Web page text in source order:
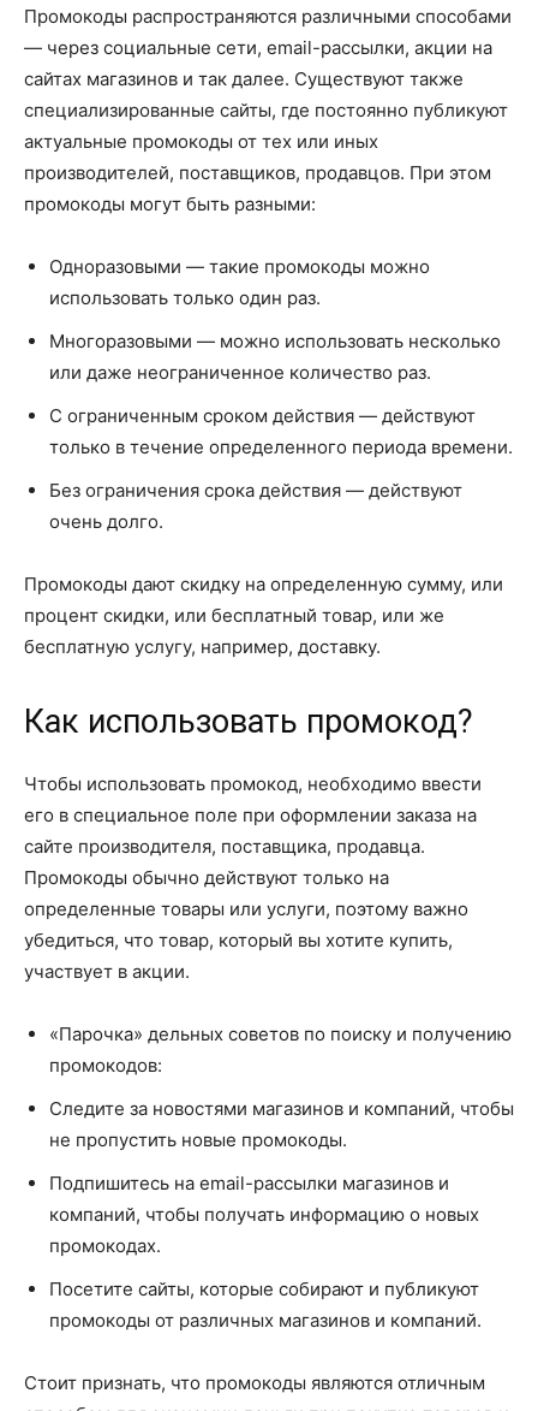
Промокоды распространяются различными способами
— через социальные сети, email-рассылки, акции на
сайтах магазинов и так далее. Существуют также
специализированные сайты, где постоянно публикуют
актуальные промокоды от тех или иных
производителей, поставщиков, продавцов. При этом
промокоды могут быть разными:
Одноразовыми — такие промокоды можно
использовать только один раз.
Многоразовыми — можно использовать несколько
или даже неограниченное количество раз.
С ограниченным сроком действия — действуют
только в течение определенного периода времени.
Без ограничения срока действия — действуют
очень долго.
Промокоды дают скидку на определенную сумму, или
процент скидки, или бесплатный товар, или же
бесплатную услугу, например, доставку.
Как использовать промокод?
Чтобы использовать промокод, необходимо ввести
его в специальное поле при оформлении заказа на
сайте производителя, поставщика, продавца.
Промокоды обычно действуют только на
определенные товары или услуги, поэтому важно
убедиться, что товар, который вы хотите купить,
участвует в акции.
«Парочка» дельных советов по поиску и получению
промокодов:
Следите за новостями магазинов и компаний, чтобы
не пропустить новые промокоды.
Подпишитесь на email-рассылки магазинов и
компаний, чтобы получать информацию о новых
промокодах.
Посетите сайты, которые собирают и публикуют
промокоды от различных магазинов и компаний.
Стоит признать, что промокоды являются отличным